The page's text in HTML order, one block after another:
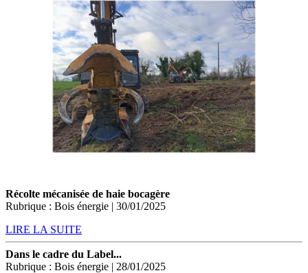
Récolte mécanisée de haie bocagère
Rubrique : Bois énergie | 30/01/2025
LIRE LA SUITE
Dans le cadre du Label...
Rubrique : Bois énergie | 28/01/2025